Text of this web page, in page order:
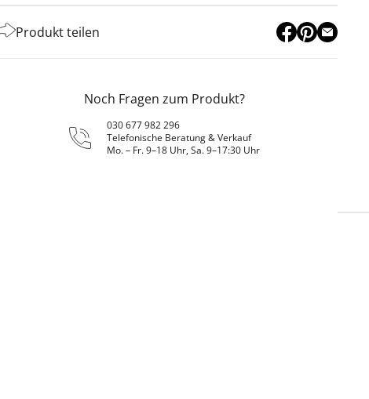
Produkt teilen
Noch Fragen zum Produkt?
030 677 982 296
Telefonische Beratung & Verkauf
Mo. – Fr. 9–18 Uhr, Sa. 9–17:30 Uhr